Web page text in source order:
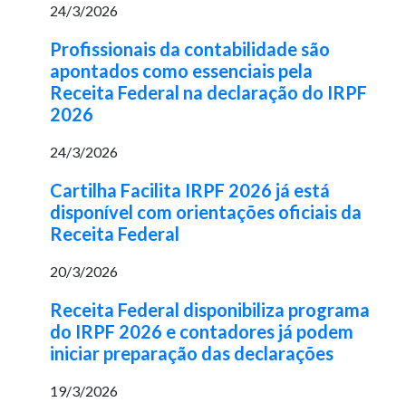
24/3/2026
Profissionais da contabilidade são
apontados como essenciais pela
Receita Federal na declaração do IRPF
2026
24/3/2026
Cartilha Facilita IRPF 2026 já está
disponível com orientações oficiais da
Receita Federal
20/3/2026
Receita Federal disponibiliza programa
do IRPF 2026 e contadores já podem
iniciar preparação das declarações
19/3/2026